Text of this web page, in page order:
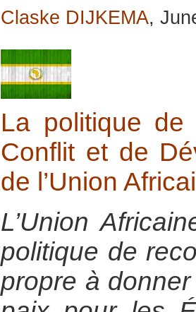
Claske DIJKEMA,
La politique de
Conflit et de
de l’Union
L’Union
politique de
propre à